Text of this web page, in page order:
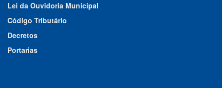
Lei da Ouvidoria Municipal
Código Tributário
Decretos
Portarias